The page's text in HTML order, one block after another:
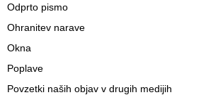
Odprto pismo
Ohranitev narave
Okna
Poplave
Povzetki naših objav v drugih medijih